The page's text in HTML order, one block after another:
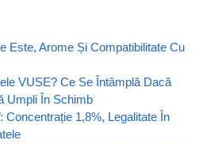
Este, Arome Și Compatibilitate Cu
VUSE? Ce Se Întâmplă Dacă
Umpli În Schimb
Concentrație 1,8%, Legalitate În